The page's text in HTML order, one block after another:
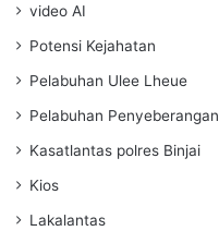
video AI
Potensi Kejahatan
Pelabuhan Ulee Lheue
Pelabuhan Penyeberangan
Kasatlantas polres Binjai
Kios
Lakalantas